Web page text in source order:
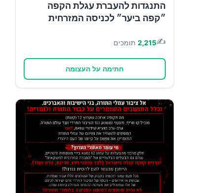
התנגדות להעברת עגלת הקפה
״קפה ביער״ לכניסה המזרחית
✍️
2,215 תומכים
חתימה על העצומה